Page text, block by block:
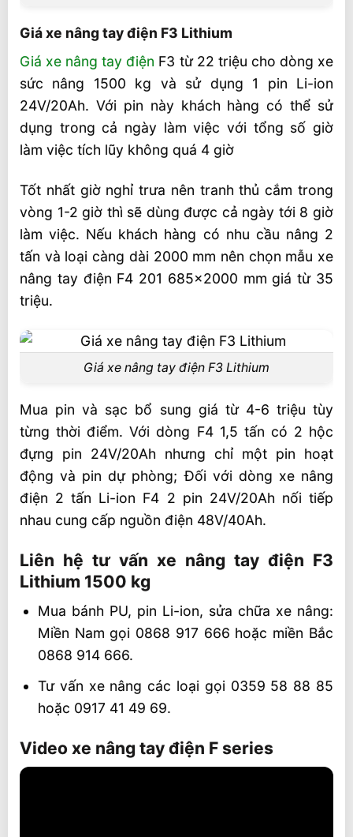
Giá xe nâng tay điện F3 Lithium
Giá xe nâng tay điện F3 từ 22 triệu cho dòng xe
sức nâng 1500 kg và sử dụng 1 pin Li-ion
24V/20Ah. Với pin này khách hàng có thể sử
dụng trong cả ngày làm việc với tổng số giờ
làm việc tích lũy không quá 4 giờ
Tốt nhất giờ nghỉ trưa nên tranh thủ cắm trong
vòng 1-2 giờ thì sẽ dùng được cả ngày tới 8 giờ
làm việc. Nếu khách hàng có nhu cầu nâng 2
tấn và loại càng dài 2000 mm nên chọn mẫu xe
nâng tay điện F4 201 685×2000 mm giá từ 35
triệu.
Giá xe nâng tay điện F3 Lithium
Mua pin và sạc bổ sung giá từ 4-6 triệu tùy
từng thời điểm. Với dòng F4 1,5 tấn có 2 hộc
đựng pin 24V/20Ah nhưng chỉ một pin hoạt
động và pin dự phòng; Đối với dòng xe nâng
điện 2 tấn Li-ion F4 2 pin 24V/20Ah nối tiếp
nhau cung cấp nguồn điện 48V/40Ah.
Liên hệ tư vấn xe nâng tay điện F3
Lithium 1500 kg
Mua bánh PU, pin Li-ion, sửa chữa xe nâng:
Miền Nam gọi 0868 917 666 hoặc miền Bắc
0868 914 666.
Tư vấn xe nâng các loại gọi 0359 58 88 85
hoặc 0917 41 49 69.
Video xe nâng tay điện F series